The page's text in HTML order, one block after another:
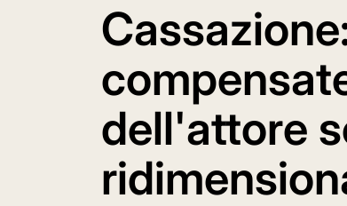
dell'attore